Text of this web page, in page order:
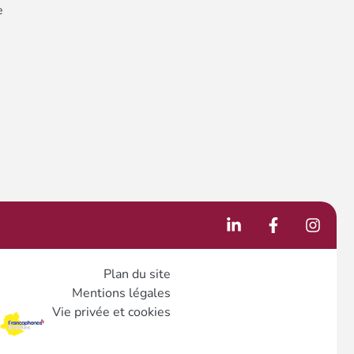
Plan du site
Mentions légales
Vie privée et cookies